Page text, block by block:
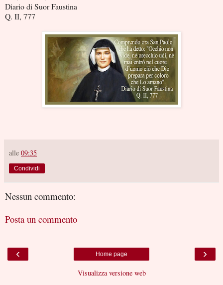
Diario di Suor Faustina
Q. II, 777
alle 09:35
Condividi
Nessun commento:
Posta un commento
‹ ›
Home page
Visualizza versione web